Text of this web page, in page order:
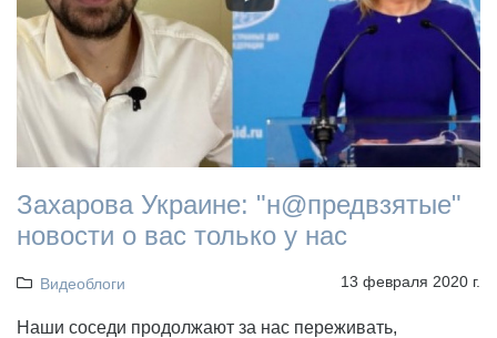
Захарова Украине: "н@предвзятые"
новости о вас только у нас
Видеоблоги 13 февраля 2020 г.
Наши соседи продолжают за нас переживать,